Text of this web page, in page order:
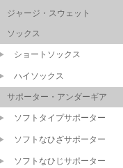
ジャージ・スウェット
ソックス
ショートソックス
ハイソックス
サポーター・アンダーギア
ソフトタイプサポーター
ソフトなひざサポーター
ソフトなひじサポーター